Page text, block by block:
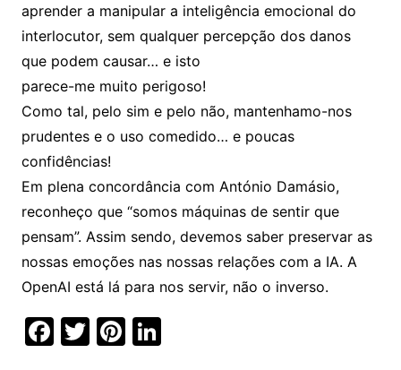
aprender a manipular a inteligência emocional do
interlocutor, sem qualquer percepção dos danos
que podem causar… e isto
parece-me muito perigoso!
Como tal, pelo sim e pelo não, mantenhamo-nos
prudentes e o uso comedido… e poucas
confidências!
Em plena concordância com António Damásio,
reconheço que “somos máquinas de sentir que
pensam”. Assim sendo, devemos saber preservar as
nossas emoções nas nossas relações com a IA. A
OpenAI está lá para nos servir, não o inverso.
F T Pi Li